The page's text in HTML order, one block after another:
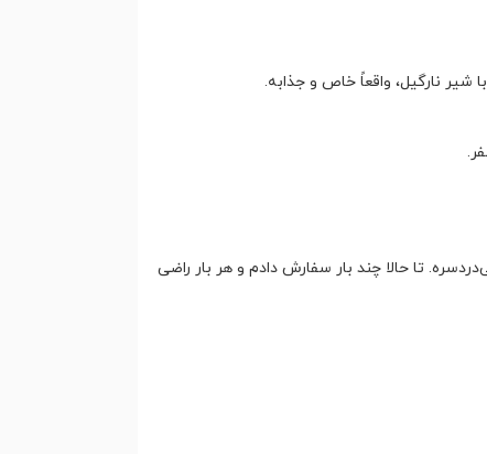
شیر نارگیل، واقعاً خاص و جذابه.
تا حالا چند بار سفارش دادم و هر بار راضی